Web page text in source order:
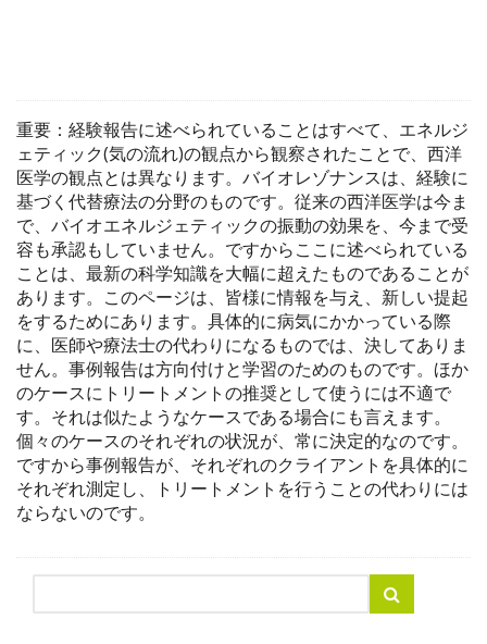
重要：経験報告に述べられていることはすべて、エネルジ
ェティック(気の流れ)の観点から観察されたことで、西洋
医学の観点とは異なります。バイオレゾナンスは、経験に
基づく代替療法の分野のものです。従来の西洋医学は今ま
で、バイオエネルジェティックの振動の効果を、今まで受
容も承認もしていません。ですからここに述べられている
ことは、最新の科学知識を大幅に超えたものであることが
あります。このページは、皆様に情報を与え、新しい提起
をするためにあります。具体的に病気にかかっている際
に、医師や療法士の代わりになるものでは、決してありま
せん。事例報告は方向付けと学習のためのものです。ほか
のケースにトリートメントの推奨として使うには不適で
す。それは似たようなケースである場合にも言えます。
個々のケースのそれぞれの状況が、常に決定的なのです。
ですから事例報告が、それぞれのクライアントを具体的に
それぞれ測定し、トリートメントを行うことの代わりには
ならないのです。